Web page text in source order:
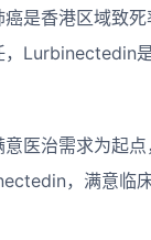
是香港区域致
Lurbinectedin
医治需求为起
，满意临